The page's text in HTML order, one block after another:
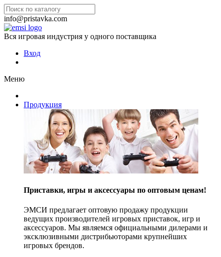
info@pristavka.com
Вся игровая индустрия у одного поставщика
Вход
Меню
Продукция
Приставки, игры и аксессуары по оптовым ценам!
ЭМСИ предлагает оптовую продажу продукции
ведущих производителей игровых приставок, игр и
аксессуаров. Мы являемся официальными дилерами и
эксклюзивными дистрибьюторами крупнейших
игровых брендов.